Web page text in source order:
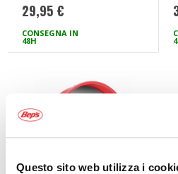
Questo sito web utilizza i
29,95 €
CONSEGNA IN
48H